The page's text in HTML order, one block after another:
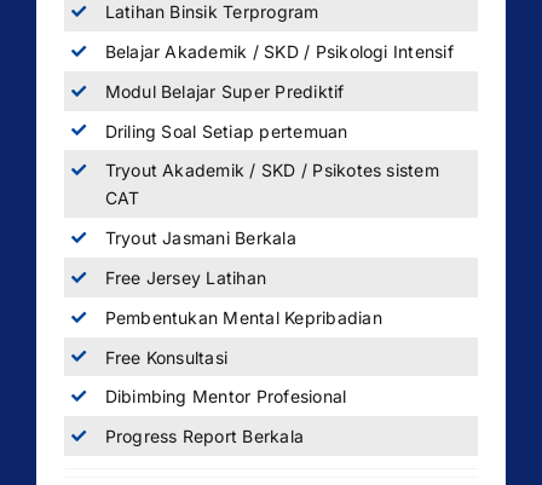
Latihan Binsik Terprogram
Belajar Akademik / SKD / Psikologi Intensif
Modul Belajar Super Prediktif
Driling Soal Setiap pertemuan
Tryout Akademik / SKD / Psikotes sistem
CAT
Tryout Jasmani Berkala
Free Jersey Latihan
Pembentukan Mental Kepribadian
Free Konsultasi
Dibimbing Mentor Profesional
Progress Report Berkala